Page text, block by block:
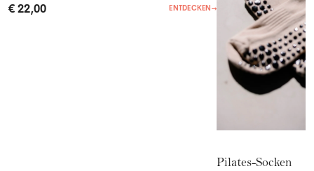
€ 22,00 ENTDECKEN→
Pilates-Socken